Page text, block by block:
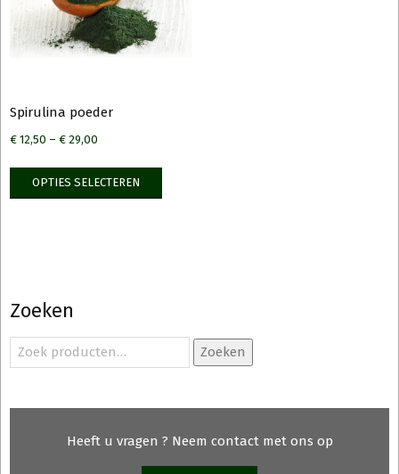
Spirulina poeder
€ 12,50 – € 29,00
OPTIES SELECTEREN
Dit
gekozen
worden
de
productpagina
Zoeken
Zoeken
naar:
Zoeken
Heeft u vragen ? Neem contact met ons op